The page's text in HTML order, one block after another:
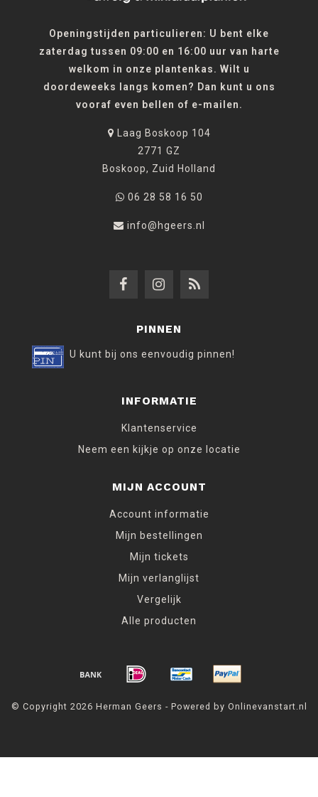
Openingstijden particulieren: U bent elke
zaterdag tussen 09:00 en 16:00 uur van harte
welkom in onze plantenkas. Wilt u
doordeweeks langs komen? Dan kunt u ons
vooraf even bellen of e-mailen.
Laag Boskoop 104
2771 GZ
Boskoop, Zuid Holland
06 28 58 16 50
info@hgeers.nl
PINNEN
U kunt bij ons eenvoudig pinnen!
INFORMATIE
Klantenservice
Neem een kijkje op onze locatie
MIJN ACCOUNT
Account informatie
Mijn bestellingen
Mijn tickets
Mijn verlanglijst
Vergelijk
Alle producten
© Copyright 2026 Herman Geers - Powered by Onlinevanstart.nl